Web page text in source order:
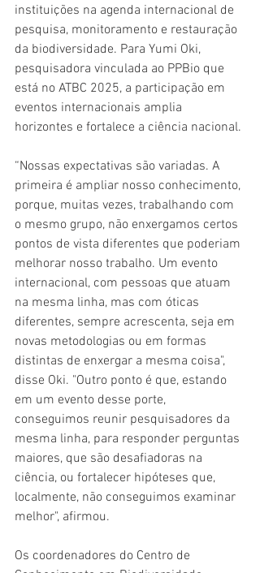
instituições na agenda internacional de
pesquisa, monitoramento e restauração
da biodiversidade. Para Yumi Oki,
pesquisadora vinculada ao PPBio que
está no ATBC 2025, a participação em
eventos internacionais amplia
horizontes e fortalece a ciência nacional.
“Nossas expectativas são variadas. A
primeira é ampliar nosso conhecimento,
porque, muitas vezes, trabalhando com
o mesmo grupo, não enxergamos certos
pontos de vista diferentes que poderiam
melhorar nosso trabalho. Um evento
internacional, com pessoas que atuam
na mesma linha, mas com óticas
diferentes, sempre acrescenta, seja em
novas metodologias ou em formas
distintas de enxergar a mesma coisa",
disse Oki. "Outro ponto é que, estando
em um evento desse porte,
conseguimos reunir pesquisadores da
mesma linha, para responder perguntas
maiores, que são desafiadoras na
ciência, ou fortalecer hipóteses que,
localmente, não conseguimos examinar
melhor", afirmou.
Os coordenadores do Centro de